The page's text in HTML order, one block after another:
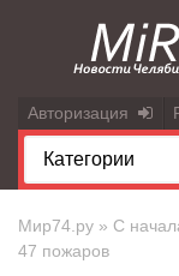
Авторизация
Мир74.ру » С
47 пожаров